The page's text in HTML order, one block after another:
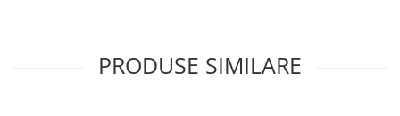
PRODUSE SIMILARE